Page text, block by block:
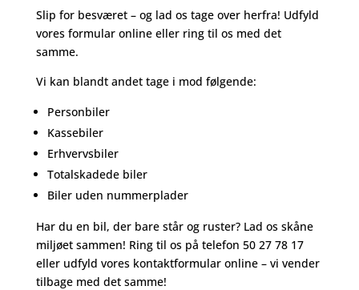
Slip for besværet – og lad os tage over herfra! Udfyld
vores formular online eller ring til os med det
samme.
Vi kan blandt andet tage i mod følgende:
Personbiler
Kassebiler
Erhvervsbiler
Totalskadede biler
Biler uden nummerplader
Har du en bil, der bare står og ruster? Lad os skåne
miljøet sammen! Ring til os på telefon 50 27 78 17
eller udfyld vores kontaktformular online – vi vender
tilbage med det samme!